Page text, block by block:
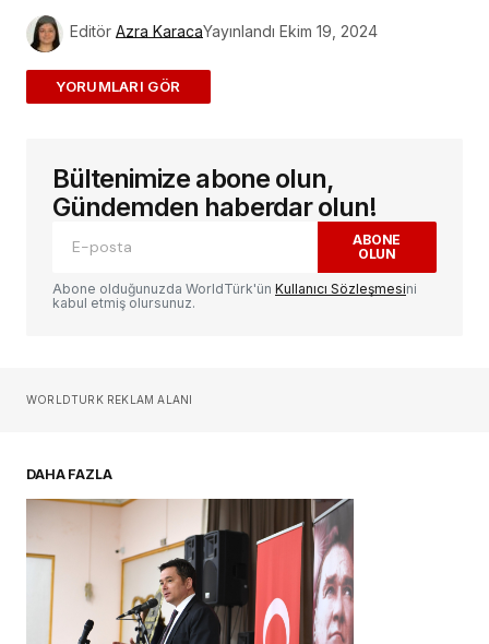
Editör Azra KaracaYayınlandı Ekim 19, 2024
ADD A COMMENT
E-posta adresiniz yayınlanmayacak.
alanlar*ile işaretlenmişlerdir
Yorum
Sizin adınız*
Daha sonraki yorumlarımda kullanılması için
adım, e-posta adresim ve site adresim bu
tarayıcıya kaydedilsin.
Bültenimize abone olun,
Gündemden haberdar olun!
ABONE
OLUN
Abone olduğunuzda WorldTürk'ün Kullanıcı Sözleşmesini
kabul etmiş olursunuz.
WORLDTURK REKLAM ALANI
DAHA FAZLA